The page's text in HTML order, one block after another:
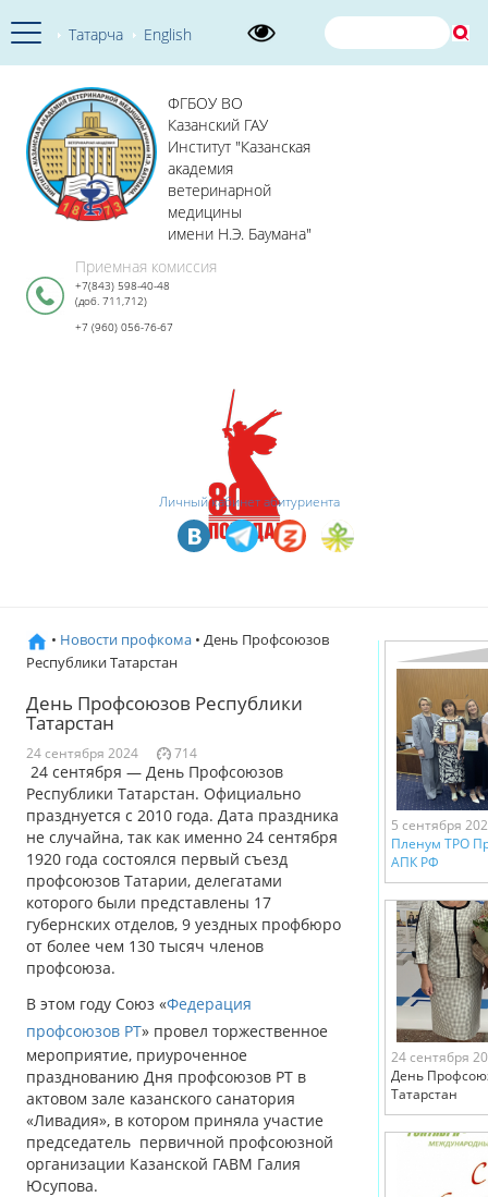
Татарча English
ФГБОУ ВО
Казанский ГАУ
Институт "Казанская
академия
ветеринарной
медицины
имени Н.Э. Баумана"
Приемная комиссия
+7(843) 598-40-48
(доб. 711,712)
+7 (960) 056-76-67
Личный кабинет абитуриента
• Новости профкома • День Профсоюзов
Республики Татарстан
День Профсоюзов Республики
Татарстан
24 сентября 2024 714
24 сентября — День Профсоюзов
Республики Татарстан. Официально
празднуется с 2010 года. Дата праздника
не случайна, так как именно 24 сентября
1920 года состоялся первый съезд
профсоюзов Татарии, делегатами
которого были представлены 17
губернских отделов, 9 уездных профбюро
от более чем 130 тысяч членов
профсоюза.
В этом году Союз «Федерация
профсоюзов РТ» провел торжественное
мероприятие, приуроченное
празднованию Дня профсоюзов РТ в
актовом зале казанского санатория
«Ливадия», в котором приняла участие
председатель первичной профсоюзной
организации Казанской ГАВМ Галия
Юсупова.
5 сентября
Пленум ТРО
АПК РФ
24 сентября
День
Татарстан